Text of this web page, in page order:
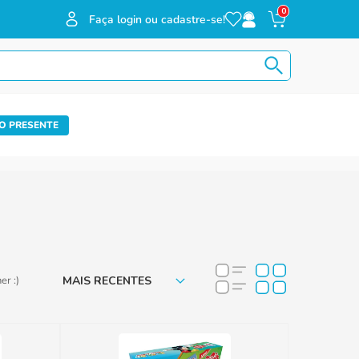
Faça login ou cadastre-se!
0
PRESENTE
MAIS RECENTES